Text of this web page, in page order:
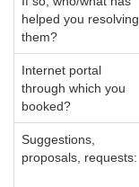
helped you resolving
them?
Internet portal
through which you
booked?
Suggestions,
proposals, requests: